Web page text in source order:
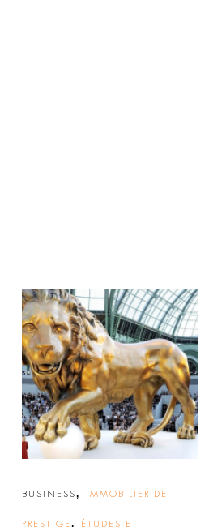
BUSINESS, IMMOBILIER DE
PRESTIGE , ÉTUDES ET